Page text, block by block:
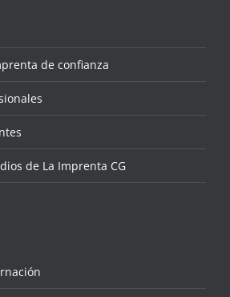
de confianza
de La Imprenta CG